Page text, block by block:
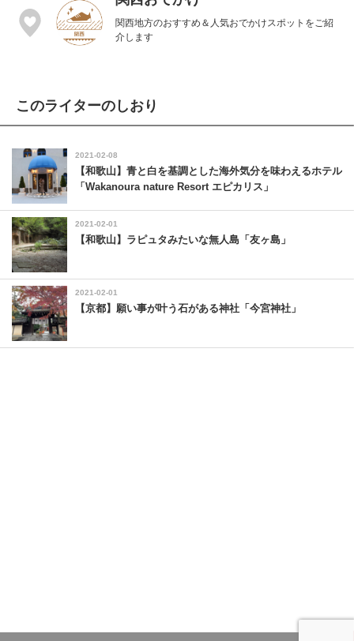
関西地方のおすすめ＆人気おでかけスポットをご紹
介します
このライターのしおり
2021-02-08
【和歌山】青と白を基調とした海外気分を味わえるホテル
「Wakanoura nature Resort エピカリス」
2021-02-01
【和歌山】ラピュタみたいな無人島「友ヶ島」
2021-02-01
【京都】願い事が叶う石がある神社「今宮神社」